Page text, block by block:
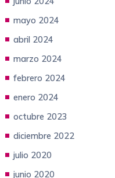
mayo 2024
abril 2024
marzo 2024
febrero 2024
enero 2024
octubre 2023
diciembre 2022
julio 2020
junio 2020